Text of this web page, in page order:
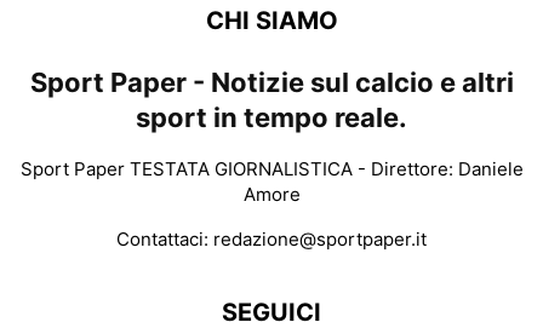
CHI SIAMO
Sport Paper - Notizie sul calcio e altri
sport in tempo reale.
Sport Paper TESTATA GIORNALISTICA - Direttore: Daniele
Amore
Contattaci: redazione@sportpaper.it
SEGUICI